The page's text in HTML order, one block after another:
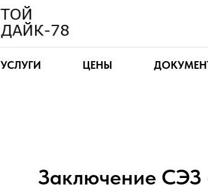
УСЛУГИ ЦЕНЫ
Заключение СЭЗ